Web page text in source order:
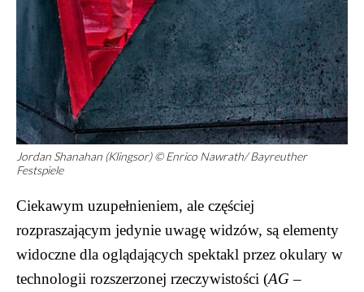
Jordan Shanahan (Klingsor) © Enrico Nawrath/ Bayreuther
Festspiele
Ciekawym uzupełnieniem, ale częściej
rozpraszającym jedynie uwagę widzów, są elementy
widoczne dla oglądających spektakl przez okulary w
technologii rozszerzonej rzeczywistości (AG –